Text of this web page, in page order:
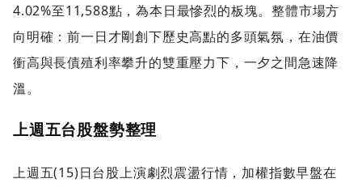
4.02%至11,588點，為本日最慘烈的板塊。整體市場方
向明確：前一日才剛創下歷史高點的多頭氣氛，在油價
衝高與長債殖利率攀升的雙重壓力下，一夕之間急速降
溫。
上週五台股盤勢整理
上週五(15)日台股上演劇烈震盪行情，加權指數早盤在